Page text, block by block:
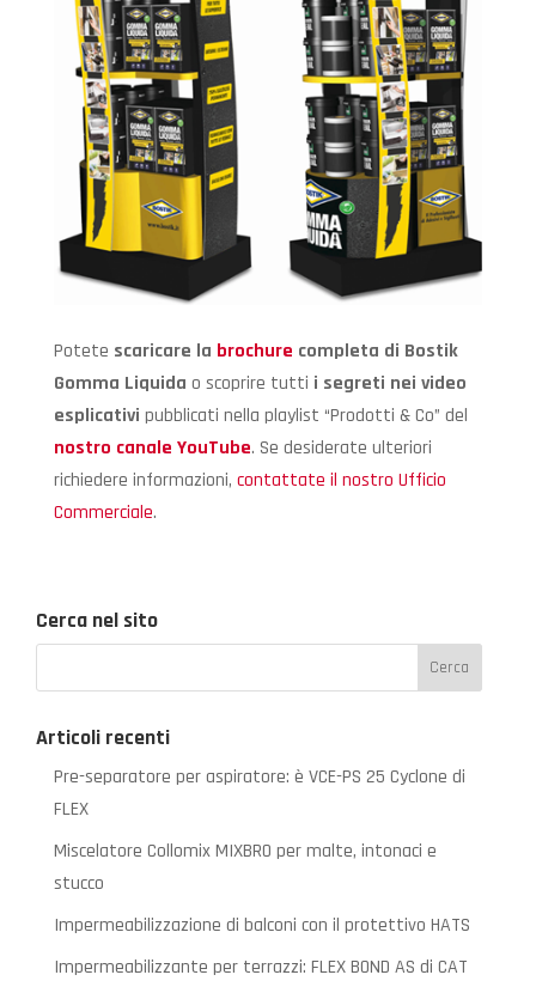
Potete scaricare la brochure completa di Bostik
Gomma Liquida o scoprire tutti i segreti nei video
esplicativi pubblicati nella playlist “Prodotti & Co” del
nostro canale YouTube. Se desiderate ulteriori
richiedere informazioni, contattate il nostro Ufficio
Commerciale.
Cerca nel sito
Articoli recenti
Pre-separatore per aspiratore: è VCE-PS 25 Cyclone di
FLEX
Miscelatore Collomix MIXBRO per malte, intonaci e
stucco
Impermeabilizzazione di balconi con il protettivo HATS
Impermeabilizzante per terrazzi: FLEX BOND AS di CAT